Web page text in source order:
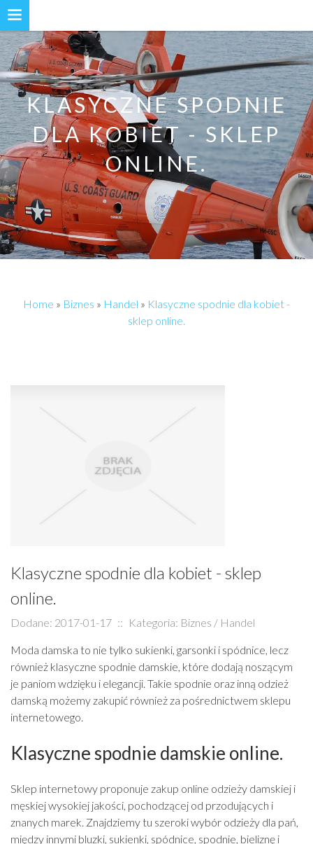
KLASYCZNE SPODNIE
DLA KOBIET - SKLEP
ONLINE.
Home » Biznes » Handel » Klasyczne spodnie dla kobiet -
sklep online.
Klasyczne spodnie dla kobiet - sklep
online.
Dodane: 2017-01-17 :: Kategoria: Biznes / Handel
Moda damska to nie tylko sukienki, garsonki i spódnice, lecz
również klasyczne spodnie damskie, które dodają noszącym
je paniom wdzięku i elegancji. Takie spodnie oraz inną odzież
damską możemy zakupić również za pośrednictwem sklepu
internetowego.
Klasyczne spodnie damskie online.
Sklep internetowy proponuje zakup online odzieży damskiej i
męskiej wysokiej jakości, pochodzącej od przodujących i
znanych marek. Znajdziemy tu szeroki wybór odzieży dla pań,
między innymi bluzki, sukienki, spódnice, spodnie, bieliznę i